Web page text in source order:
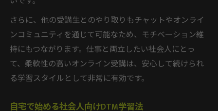
さらに、他の受講生とのやり取りもチャットやオンライ
ンコミュニティを通じて可能なため、モチベーション維
持にもつながります。仕事と両立したい社会人にとっ
て、柔軟性の高いオンライン受講は、安心して続けられ
る学習スタイルとして非常に有効です。
自宅で始める社会人向けDTM学習法